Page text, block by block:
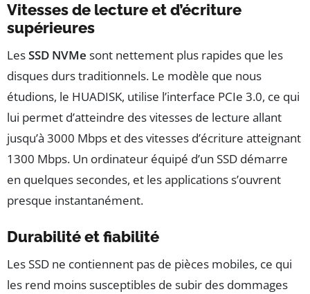
Vitesses de lecture et d’écriture
supérieures
LesSSD NVMe sont nettement plus rapides que les
disques durs traditionnels. Le modèle que nous
étudions, le HUADISK, utilise l’interface PCIe 3.0, ce qui
lui permet d’atteindre des vitesses de lecture allant
jusqu’à 3000 Mbps et des vitesses d’écriture atteignant
1300 Mbps. Un ordinateur équipé d’un SSD démarre
en quelques secondes, et les applications s’ouvrent
presque instantanément.
Durabilité et fiabilité
Les SSD ne contiennent pas de pièces mobiles, ce qui
les rend moins susceptibles de subir des dommages